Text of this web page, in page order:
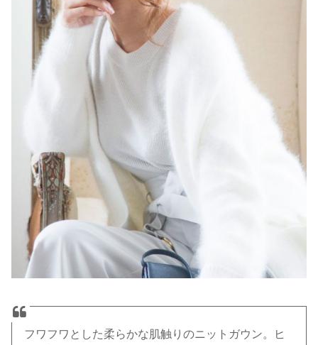
フワフワとした柔らかな肌触りのニットガウン。ヒ